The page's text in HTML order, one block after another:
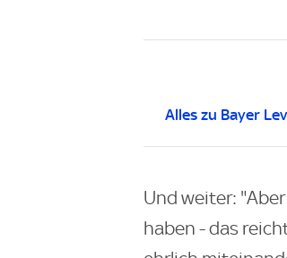
Alles zu Bayer
Und weiter:
haben - das